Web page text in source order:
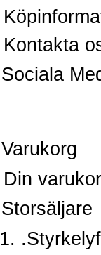
Kontakta
Sociala
Varukorg
Din
Storsäljare